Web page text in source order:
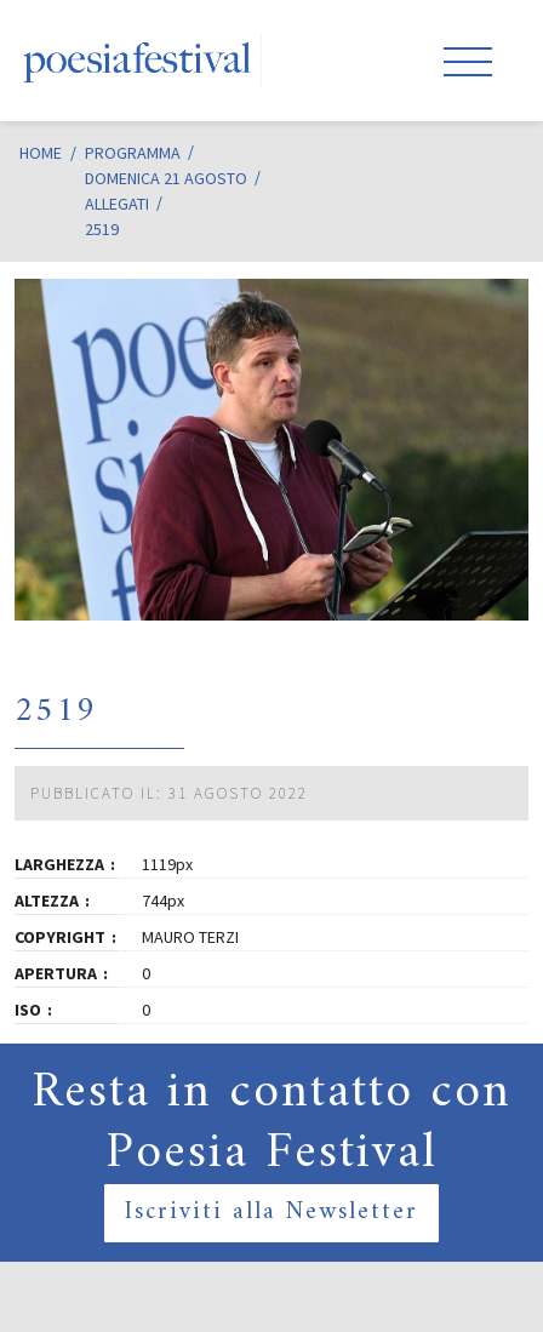
HOME / PROGRAMMA
DOMENICA 21 AGOSTO
ALLEGATI
2519
2519
PUBBLICATO IL: 31 AGOSTO 2022
LARGHEZZA
1119px
ALTEZZA
744px
COPYRIGHT
MAURO TERZI
APERTURA
0
ISO
0
Resta in contatto con
Poesia Festival
Iscriviti alla Newsletter